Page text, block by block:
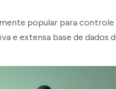
popular para controle
e extensa base de dados